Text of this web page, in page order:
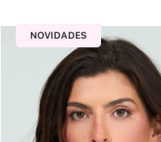
NOVIDADES